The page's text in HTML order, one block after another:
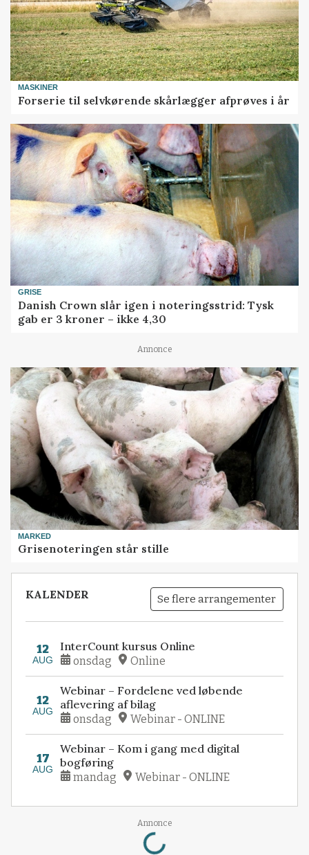
MASKINER
Forserie til selvkørende skårlægger afprøves i år
GRISE
Danish Crown slår igen i noteringsstrid: Tysk
gab er 3 kroner – ikke 4,30
Annonce
MARKED
Grisenoteringen står stille
KALENDER Se flere arrangementer
12
AUG
InterCount kursus Online
onsdag Online
12
AUG
Webinar – Fordelene ved løbende
aflevering af bilag
onsdag Webinar - ONLINE
17
AUG
Webinar – Kom i gang med digital
bogføring
mandag Webinar - ONLINE
Annonce
Loading...